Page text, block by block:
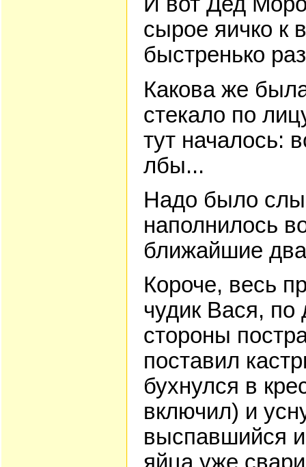
сырое яичко
быстренько
Какова же
стекало по
тут началось:
лбы...
Надо было
наполнилось
ближайшие
Короче, весь
чудик Вася, по
стороны
поставил
бухнулся в
включил) и
выспавшийся